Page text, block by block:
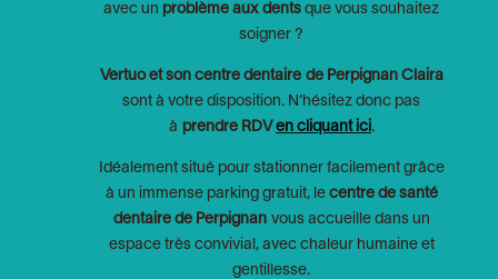
avec un problème aux dents que vous souhaitez
soigner ?
Vertuo et son centre dentaire de Perpignan Claira
sont à votre disposition. N’hésitez donc pas
à prendre RDV en cliquant ici.
Idéalement situé pour stationner facilement grâce
à un immense parking gratuit, le centre de santé
dentaire de Perpignanvous accueille dans un
espace très convivial, avec chaleur humaine et
gentillesse.